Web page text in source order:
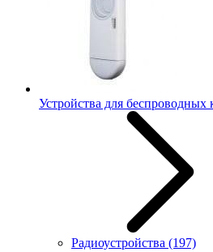
Устройства для беспроводных
Радиоустройства (197)